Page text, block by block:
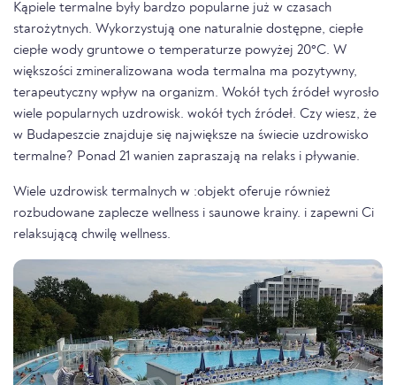
Kąpiele termalne były bardzo popularne już w czasach
starożytnych. Wykorzystują one naturalnie dostępne, ciepłe
ciepłe wody gruntowe o temperaturze powyżej 20°C. W
większości zmineralizowana woda termalna ma pozytywny,
terapeutyczny wpływ na organizm. Wokół tych źródeł wyrosło
wiele popularnych uzdrowisk. wokół tych źródeł. Czy wiesz, że
w Budapeszcie znajduje się największe na świecie uzdrowisko
termalne? Ponad 21 wanien zapraszają na relaks i pływanie.
Wiele uzdrowisk termalnych w :objekt oferuje również
rozbudowane zaplecze wellness i saunowe krainy. i zapewni Ci
relaksującą chwilę wellness.